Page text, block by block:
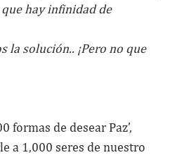
hay infinidad de
la solución.. ¡Pero no que
formas de desear Paz’,
a 1,000 seres de nuestro